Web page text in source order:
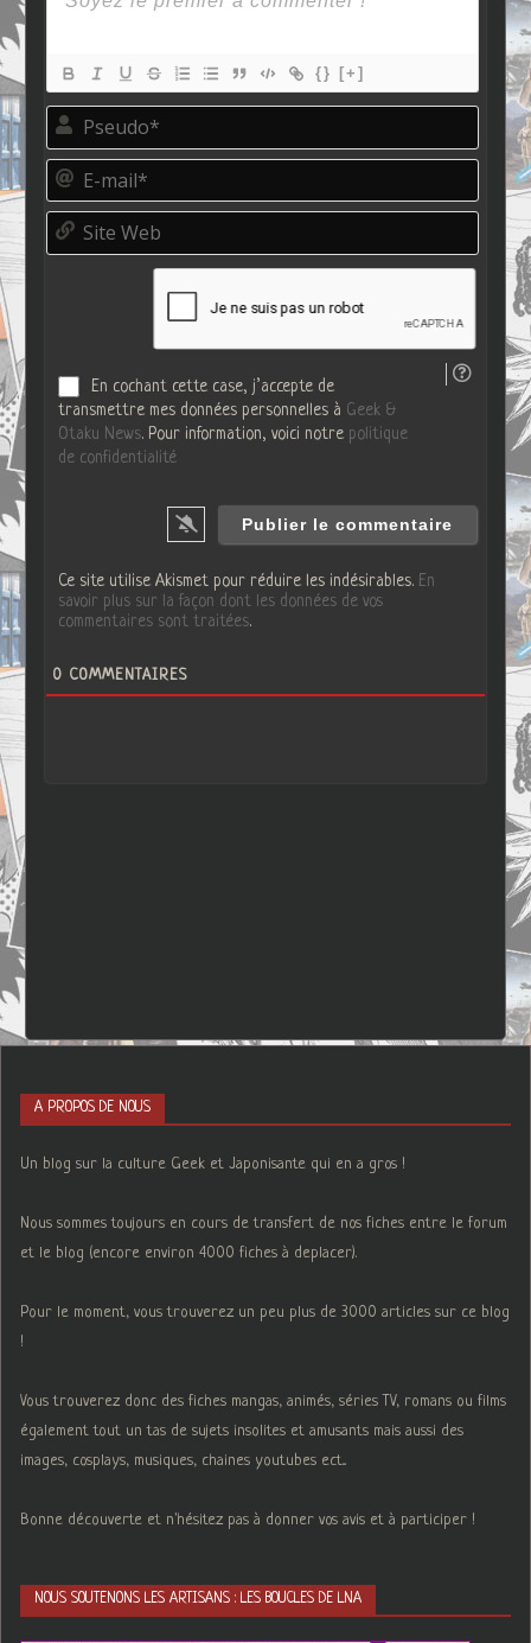
{} [+]
P
e
d
o
E
m
i
S
t
En cochant cette case, j’accepte de
transmettre mes données personnelles à Geek &
Otaku News. Pour information, voici notre politique
de confidentialité
Ce site utilise Akismet pour réduire les indésirables. En
savoir plus sur la façon dont les données de vos
commentaires sont traitées.
0 COMMENTAIRES
A PROPOS DE NOUS
Un blog sur la culture Geek et Japonisante qui en a gros !
Nous sommes toujours en cours de transfert de nos fiches entre le forum
et le blog (encore environ 4000 fiches à deplacer).
Pour le moment, vous trouverez un peu plus de 3000 articles sur ce blog
!
Vous trouverez donc des fiches mangas, animés, séries TV, romans ou films
également tout un tas de sujets insolites et amusants mais aussi des
images, cosplays, musiques, chaines youtubes ect...
Bonne découverte et n'hésitez pas à donner vos avis et à participer !
NOUS SOUTENONS LES ARTISANS : LES BOUCLES DE LNA